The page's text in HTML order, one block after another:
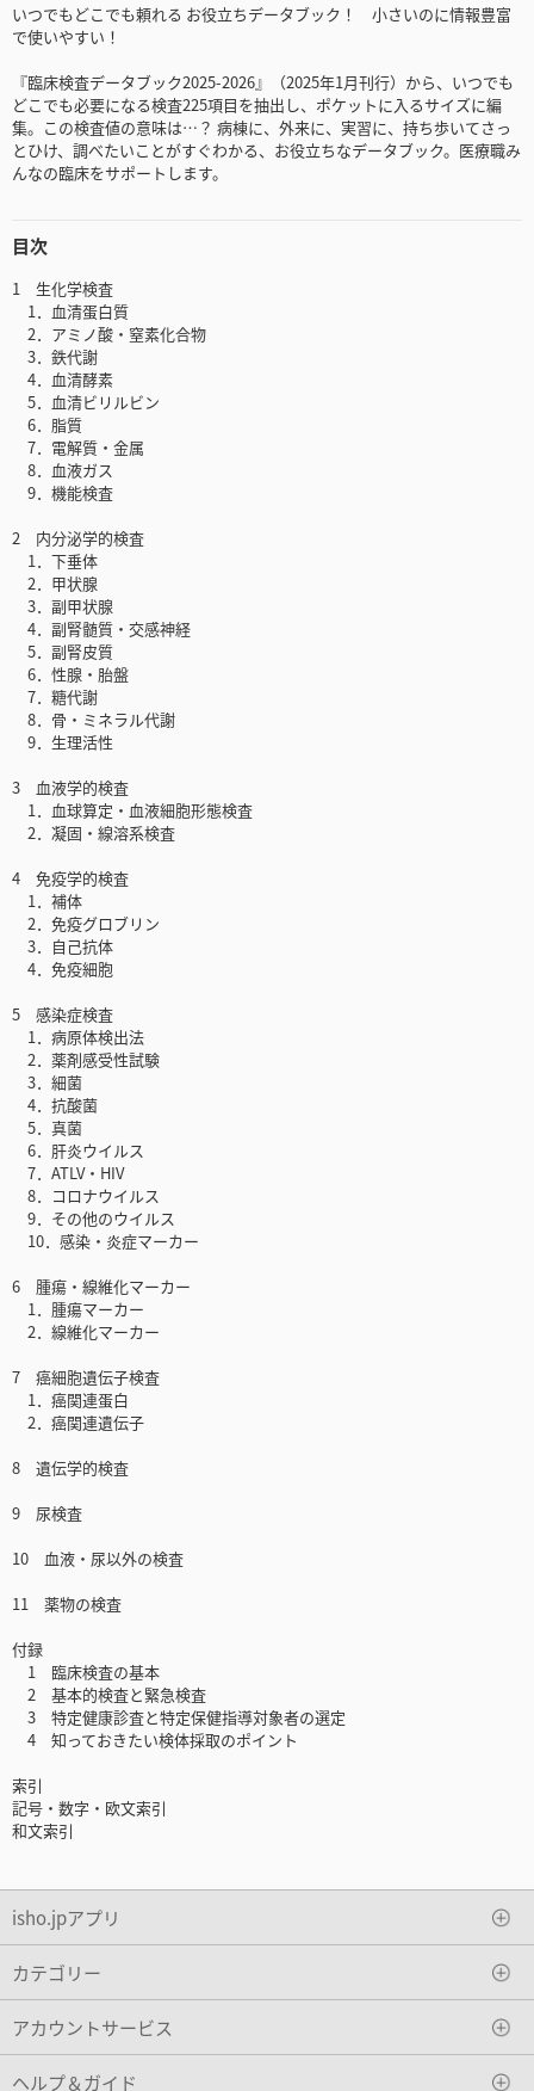
いつでもどこでも頼れる お役立ちデータブック！ 小さいのに情報豊富
で使いやすい！
『臨床検査データブック2025-2026』（2025年1月刊行）から、いつでも
どこでも必要になる検査225項目を抽出し、ポケットに入るサイズに編
集。この検査値の意味は…？ 病棟に、外来に、実習に、持ち歩いてさっ
とひけ、調べたいことがすぐわかる、お役立ちなデータブック。医療職み
んなの臨床をサポートします。
目次
1 生化学検査
1．血清蛋白質
2．アミノ酸・窒素化合物
3．鉄代謝
4．血清酵素
5．血清ビリルビン
6．脂質
7．電解質・金属
8．血液ガス
9．機能検査
2 内分泌学的検査
1．下垂体
2．甲状腺
3．副甲状腺
4．副腎髄質・交感神経
5．副腎皮質
6．性腺・胎盤
7．糖代謝
8．骨・ミネラル代謝
9．生理活性
3 血液学的検査
1．血球算定・血液細胞形態検査
2．凝固・線溶系検査
4 免疫学的検査
1．補体
2．免疫グロブリン
3．自己抗体
4．免疫細胞
5 感染症検査
1．病原体検出法
2．薬剤感受性試験
3．細菌
4．抗酸菌
5．真菌
6．肝炎ウイルス
7．ATLV・HIV
8．コロナウイルス
9．その他のウイルス
10．感染・炎症マーカー
6 腫瘍・線維化マーカー
1．腫瘍マーカー
2．線維化マーカー
7 癌細胞遺伝子検査
1．癌関連蛋白
2．癌関連遺伝子
8 遺伝学的検査
9 尿検査
10 血液・尿以外の検査
11 薬物の検査
付録
1 臨床検査の基本
2 基本的検査と緊急検査
3 特定健康診査と特定保健指導対象者の選定
4 知っておきたい検体採取のポイント
索引
記号・数字・欧文索引
和文索引
isho.jpアプリ
カテゴリー
アカウントサービス
ヘルプ＆ガイド